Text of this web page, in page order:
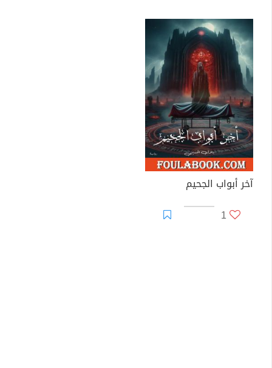
آخر أبواب الجحيم
1